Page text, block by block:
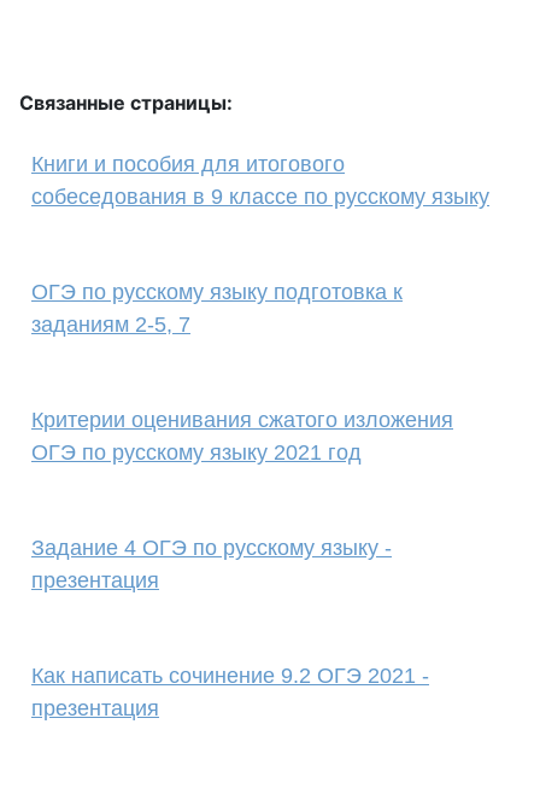
Связанные страницы:
Книги и пособия для итогового
собеседования в 9 классе по русскому языку
ОГЭ по русскому языку подготовка к
заданиям 2-5, 7
Критерии оценивания сжатого изложения
ОГЭ по русскому языку 2021 год
Задание 4 ОГЭ по русскому языку -
презентация
Как написать сочинение 9.2 ОГЭ 2021 -
презентация